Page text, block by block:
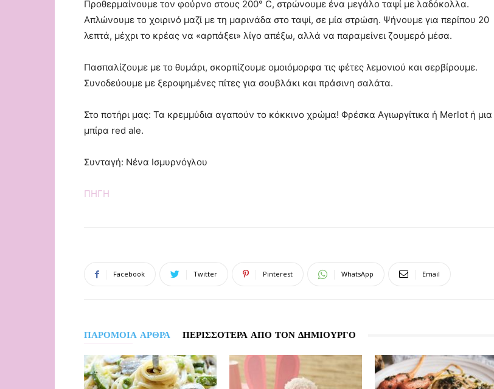
Προθερμαίνουμε τον φούρνο στους 200° C, στρώνουμε ένα μεγάλο ταψί με λαδόκολλα.
Απλώνουμε το χοιρινό μαζί με τη μαρινάδα στο ταψί, σε μία στρώση. Ψήνουμε για περίπου 20
λεπτά, μέχρι το κρέας να «αρπάξει» λίγο απέξω, αλλά να παραμείνει ζουμερό μέσα.
Πασπαλίζουμε με το θυμάρι, σκορπίζουμε ομοιόμορφα τις φέτες λεμονιού και σερβίρουμε.
Συνοδεύουμε με ξεροψημένες πίτες για σουβλάκι και πράσινη σαλάτα.
Στο ποτήρι μας: Τα κρεμμύδια αγαπούν το κόκκινο χρώμα! Φρέσκα Αγιωργίτικα ή Merlot ή μια
μπίρα red ale.
Συνταγή: Νένα Ισμυρνόγλου
ΠΗΓΗ
Facebook Twitter Pinterest WhatsApp Email
ΠΑΡΟΜΟΙΑ ΑΡΘΡΑ ΠΕΡΙΣΣΟΤΕΡΑ ΑΠΟ ΤΟΝ ΔΗΜΙΟΥΡΓΟ